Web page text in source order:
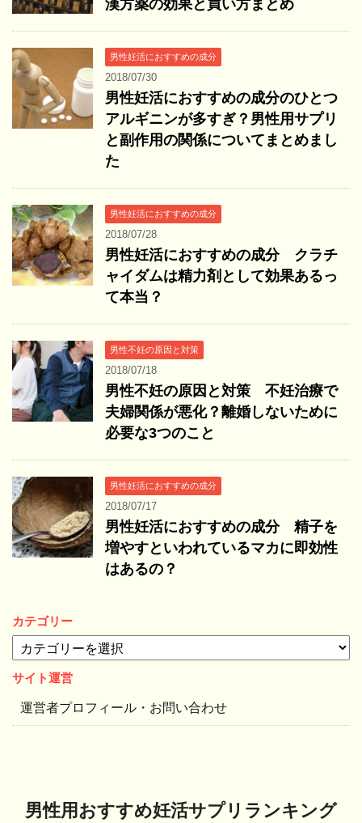
漢方薬の効果と買い方まとめ
男性妊活におすすめの成分
2018/07/30
男性妊活におすすめの成分のひとつ
アルギニンが多すぎ？男性用サプリ
と副作用の関係についてまとめまし
た
男性妊活におすすめの成分
2018/07/28
男性妊活におすすめの成分 クラチ
ャイダムは精力剤として効果あるっ
て本当？
男性不妊の原因と対策
2018/07/18
男性不妊の原因と対策 不妊治療で
夫婦関係が悪化？離婚しないために
必要な3つのこと
男性妊活におすすめの成分
2018/07/17
男性妊活におすすめの成分 精子を
増やすといわれているマカに即効性
はあるの？
カテゴリー
テ
ゴ
ー
サイト運営
運営者プロフィール・お問い合わせ
男性用おすすめ妊活サプリランキング